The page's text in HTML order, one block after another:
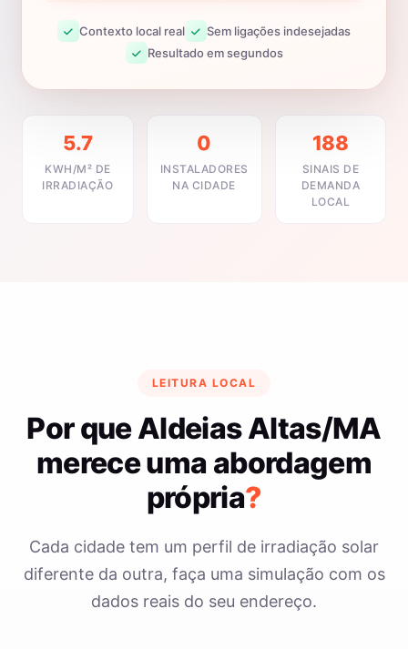
Contexto local real
Sem ligações indesejadas
Resultado em segundos
5.7
KWH/M² DE
IRRADIAÇÃO
0
INSTALADORES
NA CIDADE
188
SINAIS DE
DEMANDA
LOCAL
LEITURA LOCAL
Por que Aldeias Altas/MA
merece uma abordagem
própria?
Cada cidade tem um perfil de irradiação solar
diferente da outra, faça uma simulação com os
dados reais do seu endereço.